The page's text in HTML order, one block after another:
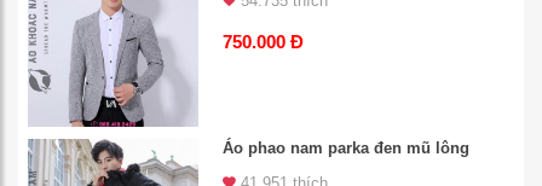
750.000 Đ
Áo phao nam parka đen mũ lông